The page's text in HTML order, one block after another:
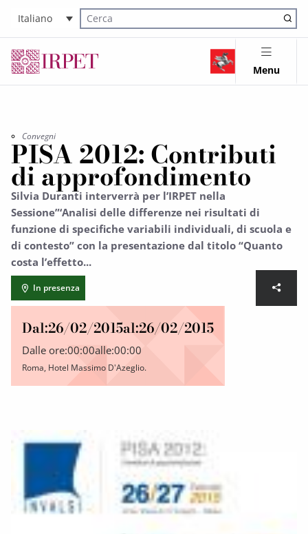
Italiano
Cerca nel sito
Menu
Convegni
PISA 2012: Contributi
di approfondimento
Silvia Duranti interverrà per l’IRPET nella
Sessione”‘Analisi delle differenze nei risultati di
funzione di specifiche variabili individuali, di scuola e
di contesto” con la presentazione dal titolo “Quanto
costa l’effetto...
In presenza
Dal:26/02/2015al:26/02/2015
Dalle ore:00:00alle:00:00
Roma, Hotel Massimo D'Azeglio.